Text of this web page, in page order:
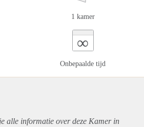
1 kamer
∞
Onbepaalde tijd
alle informatie over deze Kamer in